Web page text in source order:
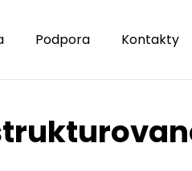
Podpora Kontakty